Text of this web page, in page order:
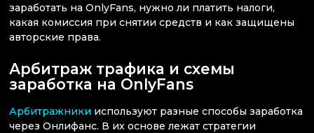
заработать на OnlyFans, нужно ли платить налоги,
какая комиссия при снятии средств и как защищены
авторские права.
Арбитраж трафика и схемы
заработка на OnlyFans
Арбитражники используют разные способы заработка
через Онлифанс. В их основе лежат стратегии